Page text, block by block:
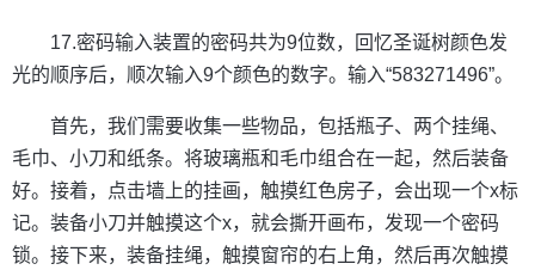
17.密码输入装置的密码共为9位数，回忆圣诞树颜色发
光的顺序后，顺次输入9个颜色的数字。输入“583271496”。
首先，我们需要收集一些物品，包括瓶子、两个挂绳、
毛巾、小刀和纸条。将玻璃瓶和毛巾组合在一起，然后装备
好。接着，点击墙上的挂画，触摸红色房子，会出现一个x标
记。装备小刀并触摸这个x，就会撕开画布，发现一个密码
锁。接下来，装备挂绳，触摸窗帘的右上角，然后再次触摸